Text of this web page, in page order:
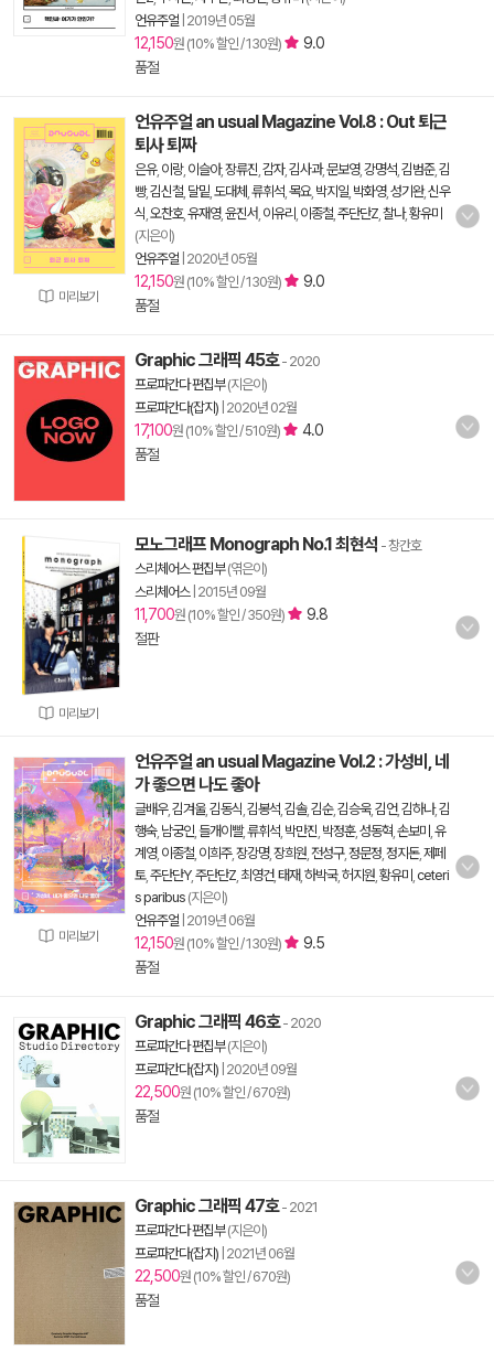
언유주얼 2019년 05월
12,150원 (10% 할인 / 130원)
9.0
품절
미리보기
언유주얼 an usual Magazine Vol.8 : Out 퇴근
퇴사 퇴짜
은유, 이랑, 이슬아,장류진 감자, 김사과,문보영, 강명석 김범준, 김
빵,김신철 달밑 도대체 류휘석 목요, 박지일 박화영, 성기완,신우
식 오찬호, 유재영, 윤진서 이유리 이종철 주단단Z 찰나,황유미
(지은이)
언유주얼 2020년 05월
12,150원 (10% 할인 / 130원)
9.0
품절
Graphic 그래픽 45호- 2020
프로파간다 편집부(지은이)
프로파간다(잡지) 2020년 02월
17,100원 (10% 할인 / 510원)
4.0
품절
미리보기
모노그래프 Monograph No.1 최현석 - 창간호
스리체어스 편집부(엮은이)
스리체어스| 2015년 09월
11,700원 (10% 할인 / 350원)
9.8
절판
미리보기
언유주얼 an usual Magazine Vol.2 : 가성비, 네
가 좋으면 나도 좋아
글배우, 김겨울, 김동식 김봉석 김솔, 김순, 김승욱, 김언, 김하나,김
행숙, 남궁인 들개이빨,류휘석 박만진 박정훈, 성동혁 손보미 유
계영, 이종철 이희주, 장강명, 장희원 전성구, 정문정 정지돈, 제페
토, 주단단Y, 주단단Z 최영건, 태재 하박국, 허지원 황유미 ceteri
s paribus (지은이)
언유주얼 2019년 06월
12,150원 (10% 할인 / 130원)
9.5
품절
Graphic 그래픽 46호- 2020
프로파간다 편집부(지은이)
프로파간다(잡지) 2020년 09월
22,500원 (10% 할인 / 670원)
품절
Graphic 그래픽 47호- 2021
프로파간다 편집부(지은이)
프로파간다(잡지) 2021년 06월
22,500원 (10% 할인 / 670원)
품절